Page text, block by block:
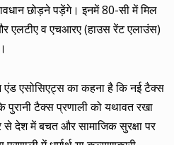
छोड़ने पड़ेंगे। इनमें 80-सी में मिल
एलटीए व एचआरए (हाउस रेंट एलाउंस)
एंड एसोसिएट्स का कहना है कि नई टैक्स
पुरानी टैक्स प्रणाली को यथावत रखा
देश में बचत और सामाजिक सुरक्षा पर